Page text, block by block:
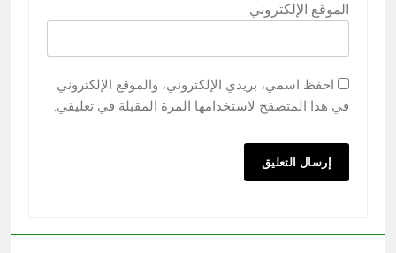
الموقع الإلكتروني
احفظ اسمي، بريدي الإلكتروني، والموقع الإلكتروني
في هذا المتصفح لاستخدامها المرة المقبلة في تعليقي.